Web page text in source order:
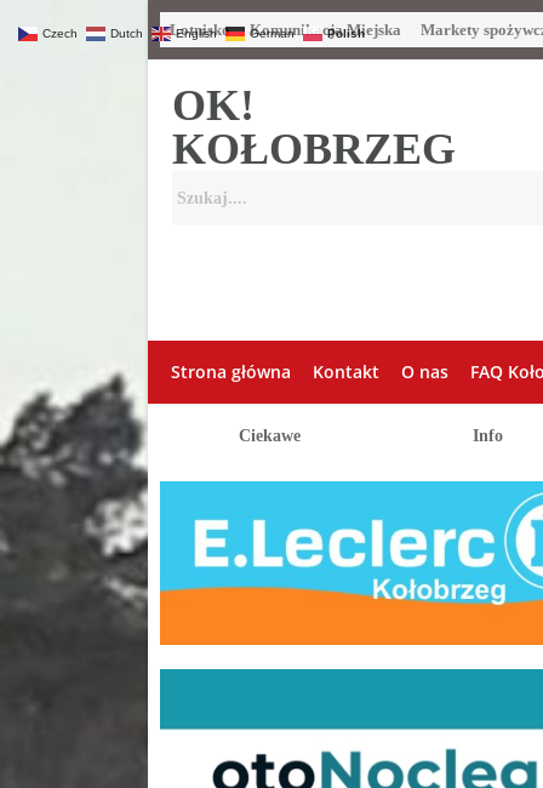
Lotnisko Komunikacja Miejska Markety
OK!
KOŁOBRZEG
Strona główna Kontakt O nas FAQ
Ciekawe Info
Czech Dutch English German Polish